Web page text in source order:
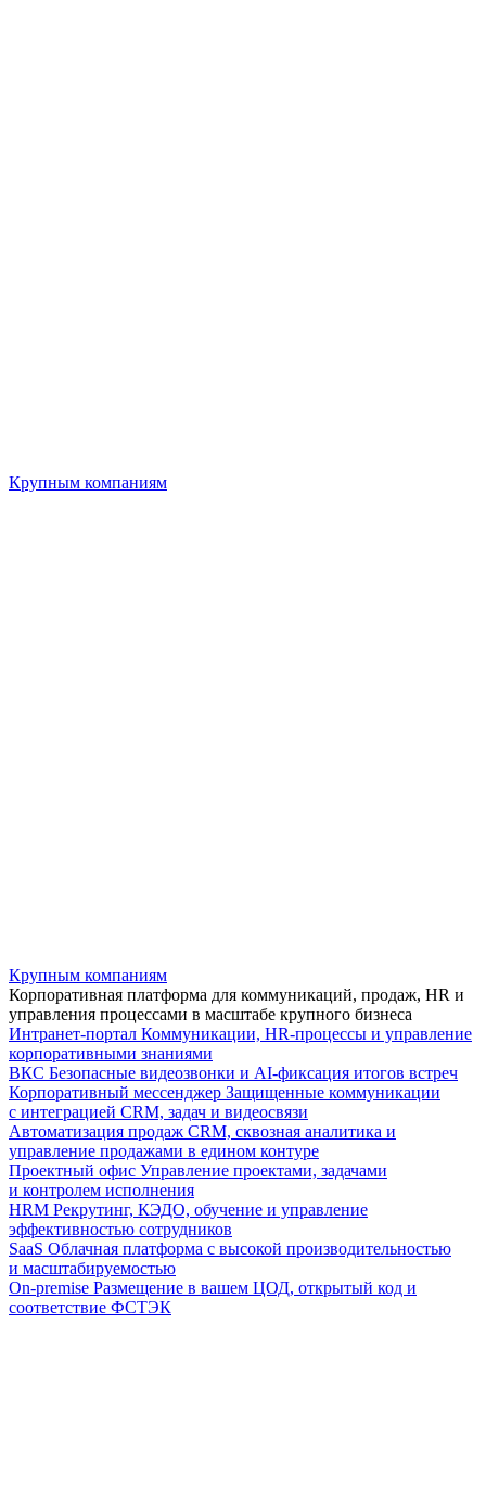
Крупным компаниям
Крупным компаниям
Корпоративная платформа для коммуникаций, продаж, HR и
управления процессами в масштабе крупного бизнеса
Интранет-портал Коммуникации, HR-процессы и управление
корпоративными знаниями
ВКС Безопасные видеозвонки и AI-фиксация итогов встреч
Корпоративный мессенджер Защищенные коммуникации
с интеграцией CRM, задач и видеосвязи
Автоматизация продаж CRM, сквозная аналитика и
управление продажами в едином контуре
Проектный офис Управление проектами, задачами
и контролем исполнения
HRM Рекрутинг, КЭДО, обучение и управление
эффективностью сотрудников
SaaS Облачная платформа с высокой производительностью
и масштабируемостью
On-premise Размещение в вашем ЦОД, открытый код и
соответствие ФСТЭК